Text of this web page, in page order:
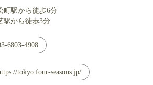
町駅から徒歩6分
駅から徒歩3分
6803-4908
tokyo.four-seasons.jp/